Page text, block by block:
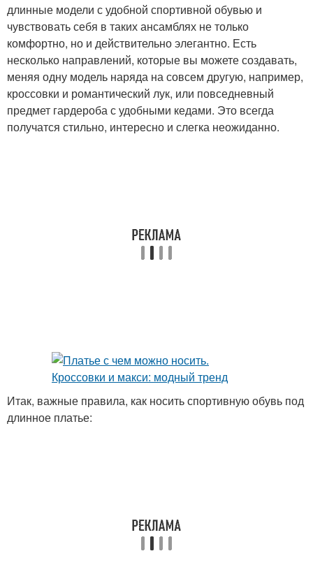
длинные модели с удобной спортивной обувью и
чувствовать себя в таких ансамблях не только
комфортно, но и действительно элегантно. Есть
несколько направлений, которые вы можете создавать,
меняя одну модель наряда на совсем другую, например,
кроссовки и романтический лук, или повседневный
предмет гардероба с удобными кедами. Это всегда
получатся стильно, интересно и слегка неожиданно.
Итак, важные правила, как носить спортивную обувь под
длинное платье: